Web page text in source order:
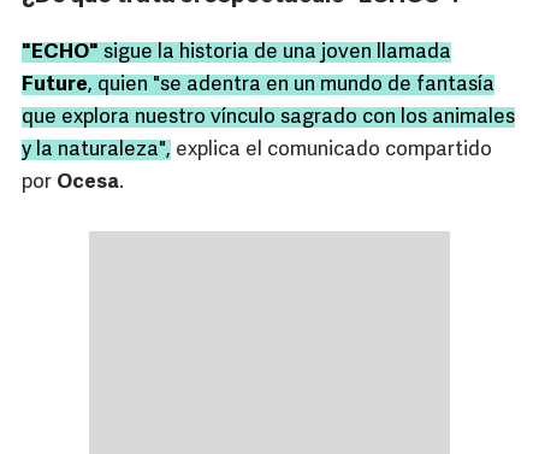
"ECHO" sigue la historia de una joven llamada
Future, quien "se adentra en un mundo de fantasía
que explora nuestro vínculo sagrado con los animales
y la naturaleza", explica el comunicado compartido
por Ocesa.